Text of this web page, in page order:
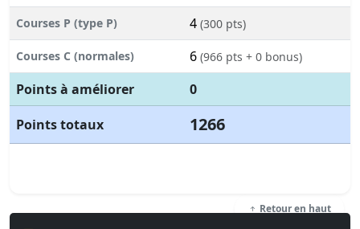
Courses P (type P) 4 (300 pts)
Courses C (normales) 6 (966 pts + 0 bonus)
Points à améliorer
0
Points totaux
1266
Retour en haut